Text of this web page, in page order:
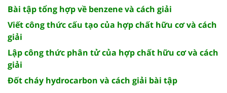
Bài tập tổng hợp về benzene và cách giải
Viết công thức cấu tạo của hợp chất hữu cơ và cách
giải
Lập công thức phân tử của hợp chất hữu cơ và cách
giải
Đốt cháy hydrocarbon và cách giải bài tập